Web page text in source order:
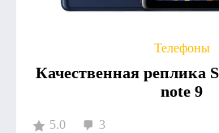
Телефоны
Качественная реплика
note 9
5.0 3